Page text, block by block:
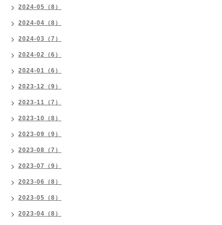
2024-05（8）
2024-04（8）
2024-03（7）
2024-02（6）
2024-01（6）
2023-12（9）
2023-11（7）
2023-10（8）
2023-09（9）
2023-08（7）
2023-07（9）
2023-06（8）
2023-05（8）
2023-04（8）